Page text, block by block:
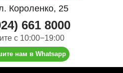
Короленко, 25
661 8000
нам в Whatsapp
с 10:00−19:00